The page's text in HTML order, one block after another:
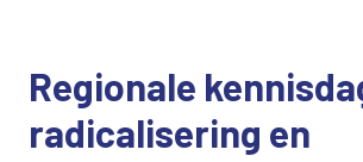
Regionale
radicalisering en